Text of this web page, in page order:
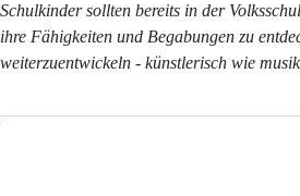
Schulkinder sollten bereits in der
ihre Fähigkeiten und Begabungen zu
weiterzuentwickeln - künstlerisch wie